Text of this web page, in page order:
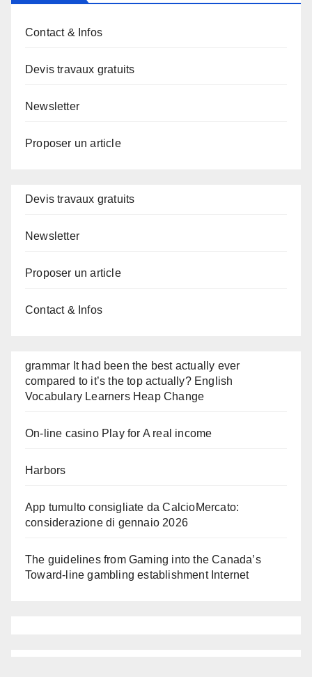
Contact & Infos
Devis travaux gratuits
Newsletter
Proposer un article
Devis travaux gratuits
Newsletter
Proposer un article
Contact & Infos
grammar It had been the best actually ever
compared to it’s the top actually? English
Vocabulary Learners Heap Change
On-line casino Play for A real income
Harbors
App tumulto consigliate da CalcioMercato:
considerazione di gennaio 2026
The guidelines from Gaming into the Canada’s
Toward-line gambling establishment Internet